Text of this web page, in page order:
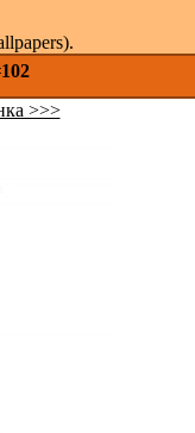
>>>